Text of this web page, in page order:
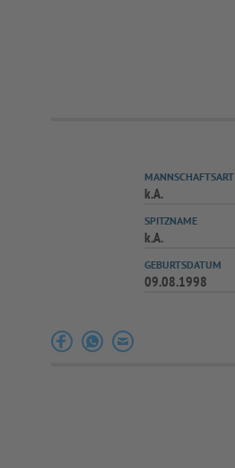
MANNSCHAFTSART
k.A.
SPITZNAME
k.A.
GEBURTSDATUM
09.08.1998